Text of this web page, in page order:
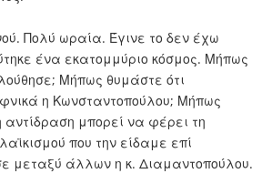
Πολύ ωραία. Έγινε το δεν έχω
ένα εκατομμύριο κόσμος. Μήπως
Μήπως θυμάστε ότι
η Κωνσταντοπούλου; Μήπως
αντίδραση μπορεί να φέρει τη
που την είδαμε επί
μεταξύ άλλων η κ. Διαμαντοπούλου.